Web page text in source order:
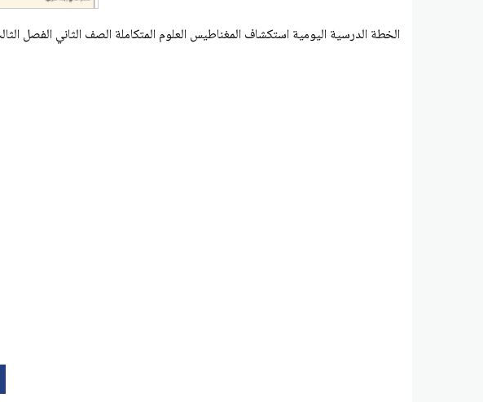
الخطة الدرسية اليومية استكشاف المغناطيس العلوم المتكاملة الصف الثاني الفصل